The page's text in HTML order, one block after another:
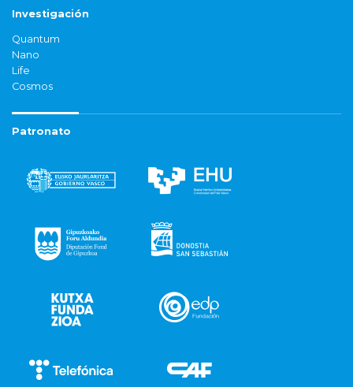
Investigación
Quantum
Nano
Life
Cosmos
Patronato